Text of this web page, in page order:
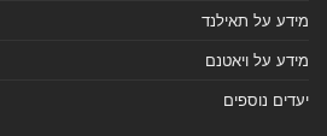
מידע על תאילנד
מידע על ויאטנם
יעדים נוספים